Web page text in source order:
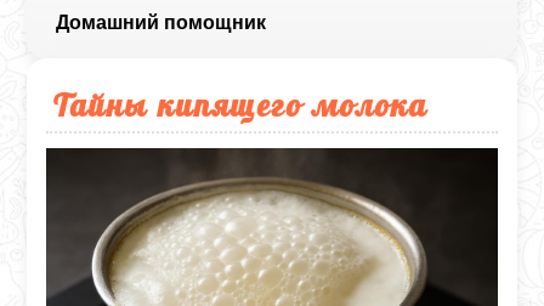
Домашний помощник
Тайны кипящего молока